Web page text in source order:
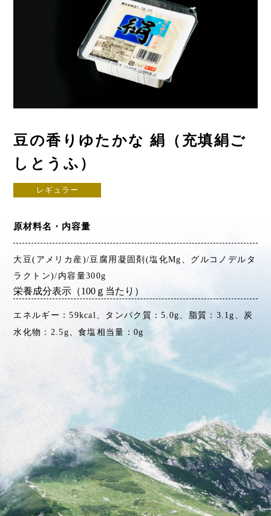
豆の香りゆたかな 絹（充填絹ご
しとうふ）
レギュラー
原材料名・内容量
大豆(アメリカ産)/豆腐用凝固剤(塩化Mg、グルコノデルタ
ラクトン)/内容量300g
栄養成分表示（100ｇ当たり）
エネルギー：59kcal、タンパク質：5.0g、脂質：3.1g、炭
水化物：2.5g、食塩相当量：0g